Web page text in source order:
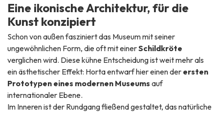
Eine ikonische Architektur, für die
Kunst konzipiert
Schon von außen fasziniert das Museum mit seiner
ungewöhnlichen Form, die oft mit einerSchildkröte
verglichen wird. Diese kühne Entscheidung ist weit mehr als
ein ästhetischer Effekt: Horta entwarf hier einen der ersten
Prototypen eines modernen Museums auf
internationaler Ebene.
Im Inneren ist der Rundgang fließend gestaltet, das natürliche